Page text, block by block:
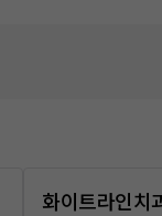
화이트라인치